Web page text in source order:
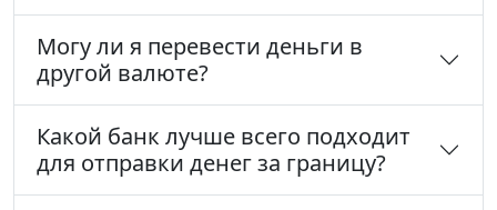
Могу ли я перевести деньги в
другой валюте?
Какой банк лучше всего подходит
для отправки денег за границу?